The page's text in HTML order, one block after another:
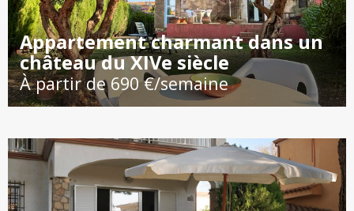
Appartement charmant dans un
château du XIVe siècle
À partir de 690 €/semaine